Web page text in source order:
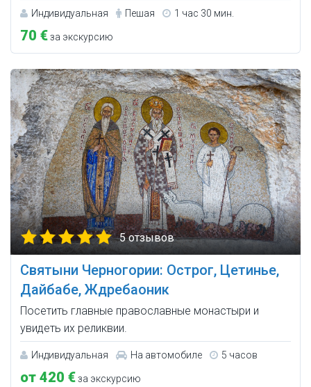
Индивидуальная Пешая 1 час 30 мин.
70 €за экскурсию
5 отзывов
Святыни Черногории: Острог, Цетинье,
Дайбабе, Ждребаоник
Посетить главные православные монастыри и
увидеть их реликвии.
Индивидуальная На автомобиле 5 часов
от 420 €за экскурсию